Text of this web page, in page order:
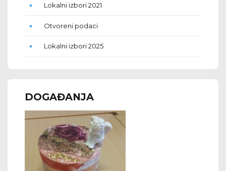
Lokalni izbori 2021
Otvoreni podaci
Lokalni izbori 2025
DOGAĐANJA